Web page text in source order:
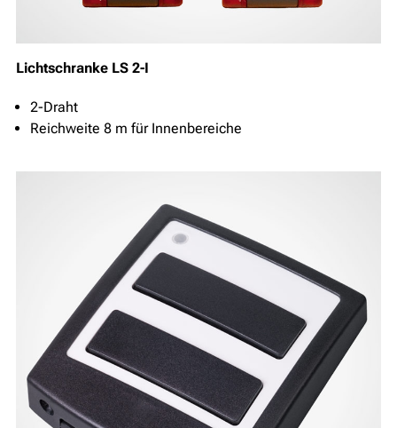
Lichtschranke LS 2-I
2-Draht
Reichweite 8 m für Innenbereiche